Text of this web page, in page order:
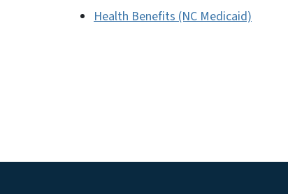
Health Benefits (NC Medicaid)